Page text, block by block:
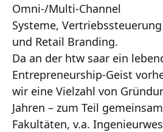
Omni-/Multi-Channel
Systeme,
und Retail Branding.
Da an der htw saar ein
Entrepreneurship-Geist
wir eine Vielzahl von
Jahren – zum Teil
Fakultäten, v.a.